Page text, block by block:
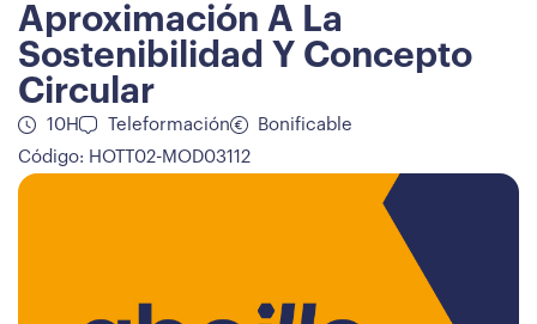
Aproximación A La
Sostenibilidad Y Concepto
Circular
10H Teleformación
Bonificable
Código: HOTT02-MOD03112